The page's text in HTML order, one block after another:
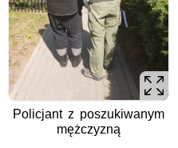
Policjant z poszukiwanym
mężczyzną